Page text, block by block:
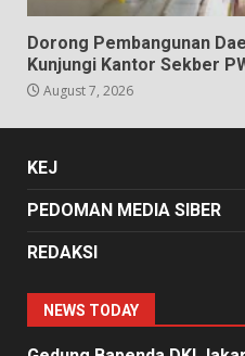
Dorong Pembangunan
Kunjungi Kantor Sekber
August 7, 2026
KEJ
PEDOMAN MEDIA SIBER
REDAKSI
NEWS TODAY